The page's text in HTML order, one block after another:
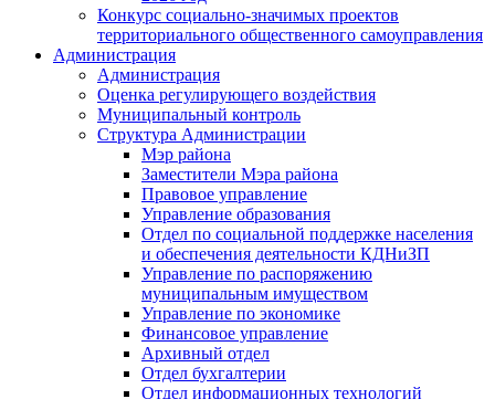
Конкурс социально-значимых проектов
территориального общественного самоуправления
Администрация
Администрация
Оценка регулирующего воздействия
Муниципальный контроль
Структура Администрации
Мэр района
Заместители Мэра района
Правовое управление
Управление образования
Отдел по социальной поддержке населения
и обеспечения деятельности КДНиЗП
Управление по распоряжению
муниципальным имуществом
Управление по экономике
Финансовое управление
Архивный отдел
Отдел бухгалтерии
Отдел информационных технологий